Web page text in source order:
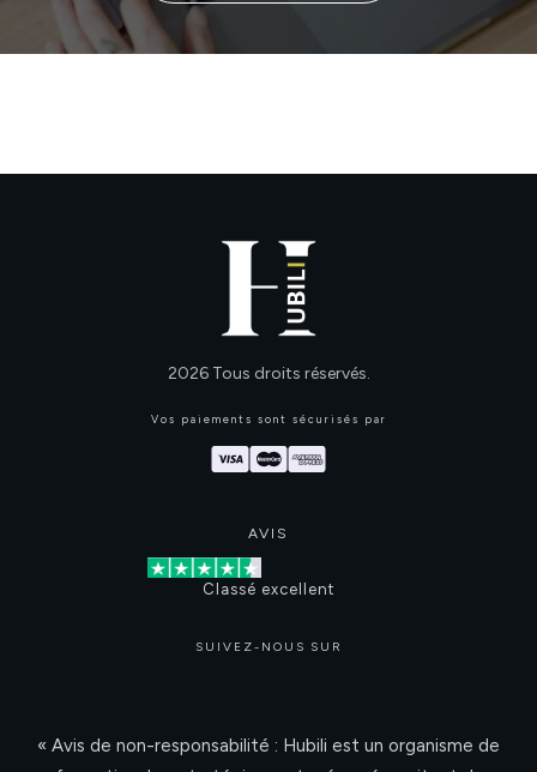
2026Tous droits réservés.
Vos paiements sont sécurisés par
AVIS
Classé excellent
SUIVEZ-NOUS SUR
« Avis de non-responsabilité : Hubili est un organisme de